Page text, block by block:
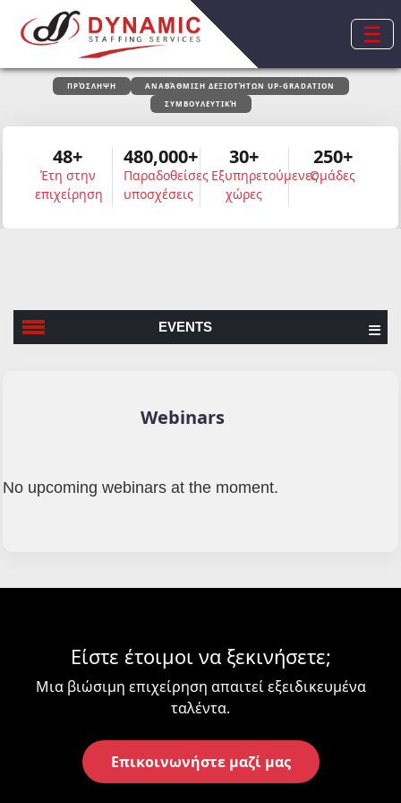
☰
ΠΡΌΣΛΗΨΗ
ΑΝΑΒΆΘΜΙΣΗ ΔΕΞΙΟΤΉΤΩΝ UP-GRADATION
ΣΥΜΒΟΥΛΕΥΤΙΚΉ
48+
Έτη στην
επιχείρηση
480,000+
Παραδοθείσες
υποσχέσεις
30+
Εξυπηρετούμενες
χώρες
250+
Ομάδες
EVENTS
Webinars
No upcoming webinars at the moment.
Είστε έτοιμοι να ξεκινήσετε;
Μια βιώσιμη επιχείρηση απαιτεί εξειδικευμένα
ταλέντα.
Επικοινωνήστε μαζί μας